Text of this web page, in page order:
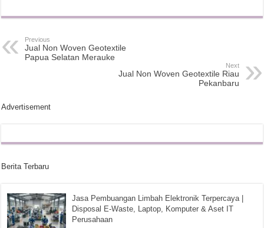
Previous
Jual Non Woven Geotextile
Papua Selatan Merauke
Next
Jual Non Woven Geotextile Riau
Pekanbaru
Advertisement
Berita Terbaru
Jasa Pembuangan Limbah Elektronik Terpercaya |
Disposal E-Waste, Laptop, Komputer & Aset IT
Perusahaan